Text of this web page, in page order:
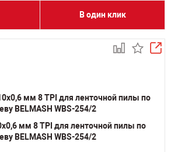
В один клик
мм 8 TPI для ленточной пилы по
BELMASH WBS-254/2